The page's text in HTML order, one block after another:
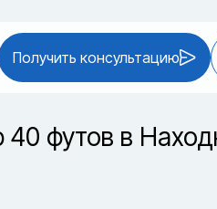
Получить консультацию
40 футов в